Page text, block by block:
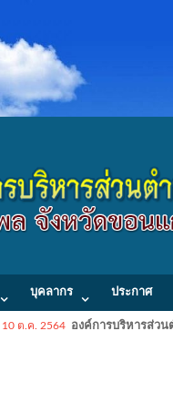
บุคลากร ประกาศ
10 ต.ค. 2564 องค์การบริหารส่วน